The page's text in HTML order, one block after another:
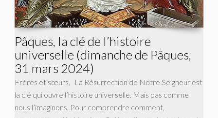
Pâques, la clé de l’histoire
universelle (dimanche de Pâques,
31 mars 2024)
Frères et sœurs, La Résurrection de Notre Seigneur est
la clé qui ouvre l’histoire universelle. Mais pas comme
nous l’imaginons. Pour comprendre comment,